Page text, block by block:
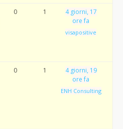
0 1
4 giorni, 17
ore fa
visapositive
0 1
4 giorni, 19
ore fa
ENH Consulting